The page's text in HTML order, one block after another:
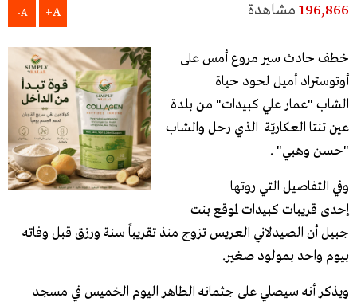
196,866 مشاهدة A+
A-
خطف حادث سير مروع أمس على
أوتوستراد أميل لحود حياة
الشاب "عمار علي كبيدات" من بلدة
عين تنتا العكاريّة الذي رحل والشاب
"حسن وهبي" .
وفي التفاصيل التي روتها
إحدى قريبات كبيدات لموقع بنت
جبيل أن الصيدلاني العريس تزوج منذ تقريباً سنة ورزق قبل وفاته
بيوم واحد بمولود صغير.
ويذكر أنه سيصلي على جثمانه الطاهر اليوم الخميس في مسجد